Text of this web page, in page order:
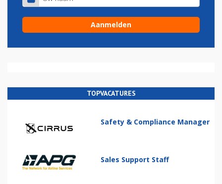
TOPVACATURES
Safety & Compliance Manager
Sales Support Staff